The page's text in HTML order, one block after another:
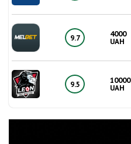
9.7
4000
UAH
9.5
10000
UAH